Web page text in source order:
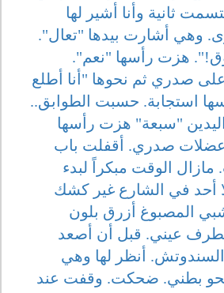
ثانية وأنا أشير لها
وهي أشارت بيدها "تعال".
هزت رأسها "نعم".
صدري ثم نحوها "أنا أطلع
استجابة. حسبت الطوابق..
"سبعة" هزت رأسها
صدري. أقفلت باب
مازال الوقت مبكراً لبدء
أحد في الشارع غير كشك
المصبوغ أزرق بلون
بطرف عيني. قبل أن أصعد
السندوتش. أنظر لها وهي
بطني. ضحكت. وقفت عند